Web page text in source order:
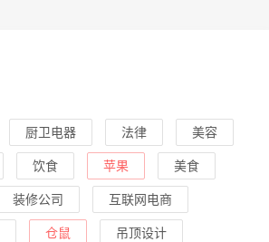
厨卫电器 法律 美容
饮食 苹果 美食
装修公司 互联网电商
仓鼠 吊顶设计